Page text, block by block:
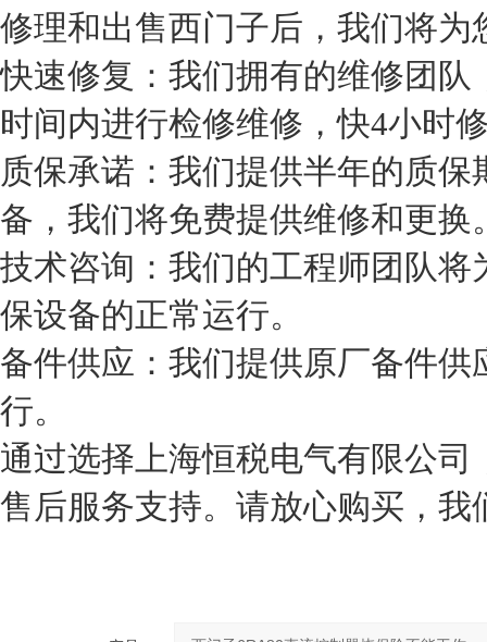
修理和出售西门子后，我们将为
快速修复：我们拥有的维修团
时间内进行检修维修，快4小时
质保承诺：我们提供半年的质
备，我们将免费提供维修和更换
技术咨询：我们的工程师团队
保设备的正常运行。
备件供应：我们提供原厂备件
行。
通过选择上海恒税电气有限公
售后服务支持。请放心购买，